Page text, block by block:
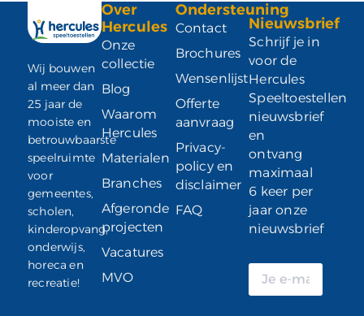
Wij bouwen
al meer dan
25 jaar de
mooiste en
betrouwbaarste
speelruimte
voor
gemeentes,
scholen,
kinderopvang,
onderwijs,
horeca en
recreatie!
Over
Hercules
Onze
collectie
Blog
Waarom
Hercules
Materialen
Branches
Afgeronde
projecten
Vacatures
MVO
Ondersteuning
Contact
Brochures
Wensenlijst
Offerte
aanvraag
Privacy-
policy en
disclaimer
FAQ
Nieuwsbrief
Schrijf je in
voor de
Hercules
Speeltoestellen
nieuwsbrief
en
ontvang
maximaal
6 keer per
jaar onze
nieuwsbrief